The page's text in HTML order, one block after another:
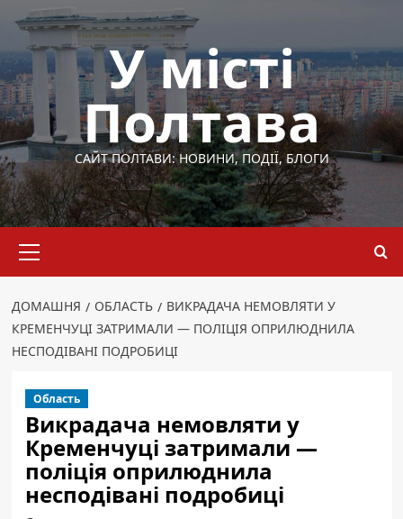
Перейти
вмісту
У місті
Полтава
САЙТ ПОЛТАВИ: НОВИНИ, ПОДІЇ, БЛОГИ
меню
ДОМАШНЯ ОБЛАСТЬ
ВИКРАДАЧА НЕМОВЛЯТИ У
КРЕМЕНЧУЦІ ЗАТРИМАЛИ — ПОЛІЦІЯ ОПРИЛЮДНИЛА
НЕСПОДІВАНІ ПОДРОБИЦІ
Область
Викрадача немовляти у
Кременчуці затримали —
поліція оприлюднила
несподівані подробиці